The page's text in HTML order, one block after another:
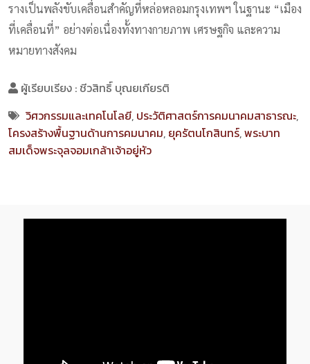
รางเป็นพลังขับเคลื่อนสำคัญที่หล่อหลอมกรุงเทพฯ ในฐานะ “เมือง
ที่เคลื่อนที่” อย่างต่อเนื่องทั้งทางกายภาพ เศรษฐกิจ และความ
หมายทางสังคม
ผู้เรียบเรียง : ชีวสิทธิ์ บุณยเกียรติ
วิศวกรรมและเทคโนโลยี, ประวัติศาสตร์การคมนาคมสาธารณะ,
โครงสร้างพื้นฐานด้านการคมนาคม, ยุครัตนโกสินทร์,พระบาท
สมเด็จพระจุลจอมเกล้าเจ้าอยู่หัว